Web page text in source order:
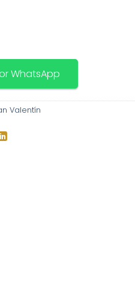
WhatsApp
Valentín